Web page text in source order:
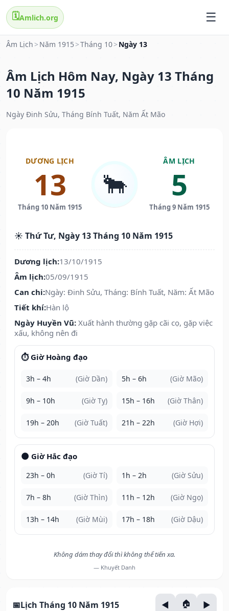
🗓️Amlich.org
Âm Lịch > Năm 1915 >Tháng 10> Ngày 13
Âm Lịch Hôm Nay, Ngày 13 Tháng
10 Năm 1915
Ngày Đinh Sửu, Tháng Bính Tuất, Năm Ất Mão
DƯƠNG LỊCH
13
Tháng 10 Năm 1915
🐂
ÂM LỊCH
5
Tháng 9 Năm 1915
☀️ Thứ Tư, Ngày 13 Tháng 10 Năm 1915
Dương lịch:13/10/1915
Âm lịch:05/09/1915
Can chi:Ngày: Đinh Sửu, Tháng: Bính Tuất, Năm: Ất Mão
Tiết khí:Hàn lộ
Ngày Huyền Vũ: Xuất hành thường gặp cãi cọ, gặp việc
xấu, không nên đi
⏱️ Giờ Hoàng đạo
3h – 4h (Giờ Dần) 5h – 6h (Giờ Mão)
9h – 10h (Giờ Tỵ) 15h – 16h (Giờ Thân)
19h – 20h (Giờ Tuất) 21h – 22h (Giờ Hợi)
🌑 Giờ Hắc đạo
23h – 0h (Giờ Tí) 1h – 2h (Giờ Sửu)
7h – 8h (Giờ Thìn) 11h – 12h (Giờ Ngọ)
13h – 14h (Giờ Mùi) 17h – 18h (Giờ Dậu)
Không dám thay đổi thì không thể tiến xa.
— Khuyết Danh
Lịch Tháng 10 Năm 1915